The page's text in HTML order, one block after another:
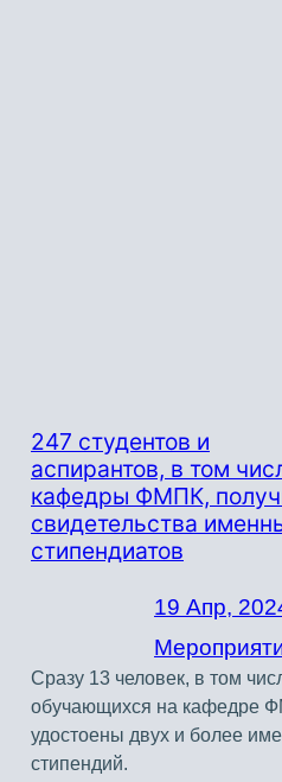
247 студентов и
аспирантов, в том
кафедры ФМПК,
свидетельства
стипендиатов
19 Апр,
Сразу 13 человек, в том
обучающихся на кафедре
удостоены двух и более
стипендий.